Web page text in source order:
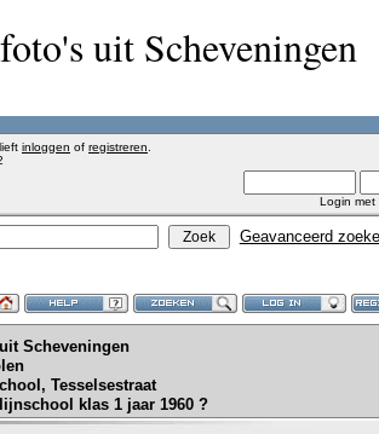
uit Scheveningen
inloggen of registreren
Login met
Geavanceerd
Scheveningen
Tesselsestraat
klas 1 jaar 1960 ?